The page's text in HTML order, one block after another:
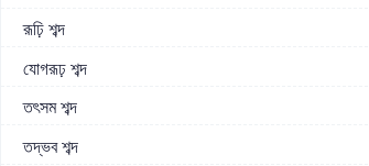
রূঢ়ি শব্দ
যোগরূঢ় শব্দ
তৎসম শব্দ
তদ্ভব শব্দ